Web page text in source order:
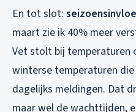
En tot slot:
maart zie ik 40% meer
Vet stolt bij temperaturen
winterse temperaturen
dagelijks meldingen. Dat
maar wel de wachttijden,